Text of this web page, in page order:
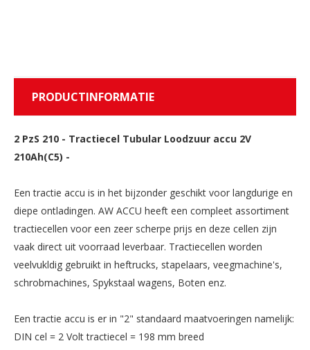
PRODUCTINFORMATIE
2 PzS 210 - Tractiecel Tubular Loodzuur accu 2V
210Ah(C5) -
Een tractie accu is in het bijzonder geschikt voor langdurige en
diepe ontladingen. AW ACCU heeft een compleet assortiment
tractiecellen voor een zeer scherpe prijs en deze cellen zijn
vaak direct uit voorraad leverbaar. Tractiecellen worden
veelvukldig gebruikt in heftrucks, stapelaars, veegmachine's,
schrobmachines, Spykstaal wagens, Boten enz.
Een tractie accu is er in "2" standaard maatvoeringen namelijk:
DIN cel = 2 Volt tractiecel = 198 mm breed